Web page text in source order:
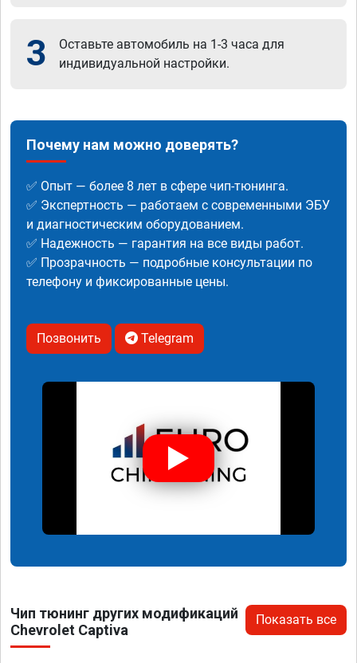
3
Оставьте автомобиль на 1-3 часа для
индивидуальной настройки.
Почему нам можно доверять?
✅ Опыт — более 8 лет в сфере чип-тюнинга.
✅ Экспертность — работаем с современными ЭБУ
и диагностическим оборудованием.
✅ Надежность — гарантия на все виды работ.
✅ Прозрачность — подробные консультации по
телефону и фиксированные цены.
Позвонить Telegram
Чип тюнинг других модификаций
Chevrolet Captiva
Показать все